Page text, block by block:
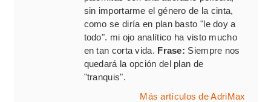
sin importarme el género de la cinta,
como se diría en plan basto "le doy a
todo". mi ojo analítico ha visto mucho
en tan corta vida. Frase: Siempre nos
quedará la opción del plan de
"tranquis".
Más artículos de AdriMax